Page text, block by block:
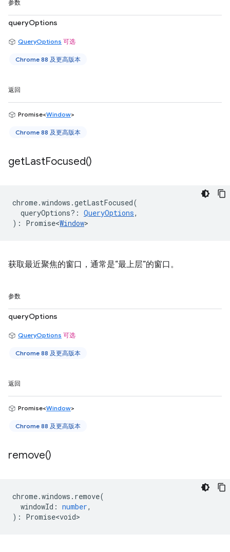
参数
queryOptions
QueryOptions 可选
Chrome 88 及更高版本
返回
Promise<Window>
Chrome 88 及更高版本
getLastFocused()
chrome.windows .getLastFocused(
queryOptions? : QueryOptions,
) : Promise<Window>
获取最近聚焦的窗口，通常是“最上层”的窗口。
参数
queryOptions
QueryOptions 可选
Chrome 88 及更高版本
返回
Promise<Window>
Chrome 88 及更高版本
remove()
chrome.windows . remove(
windowId : number,
) : Promise<void>